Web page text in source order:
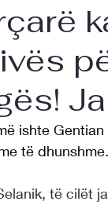
ishte
të dhunshme.
të cilët